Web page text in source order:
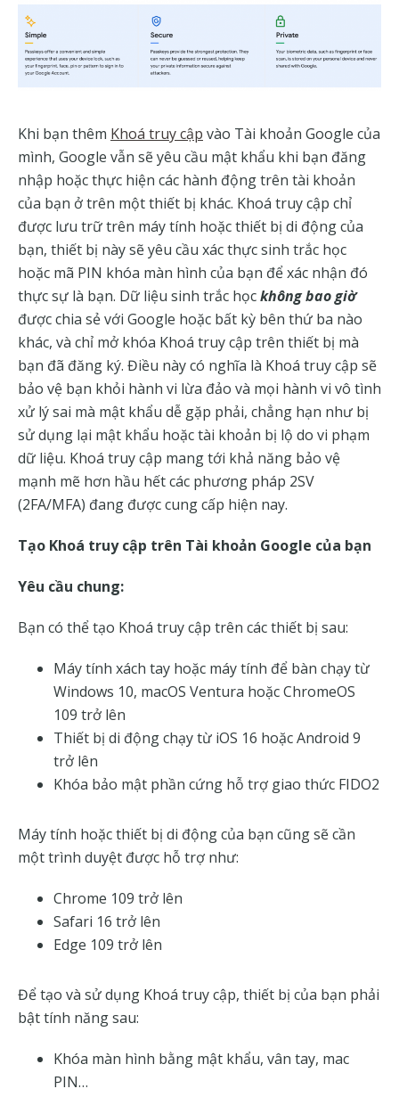
Khi bạn thêm Khoá truy cập vào Tài khoản Google của
mình, Google vẫn sẽ yêu cầu mật khẩu khi bạn đăng
nhập hoặc thực hiện các hành động trên tài khoản
của bạn ở trên một thiết bị khác. Khoá truy cập chỉ
được lưu trữ trên máy tính hoặc thiết bị di động của
bạn, thiết bị này sẽ yêu cầu xác thực sinh trắc học
hoặc mã PIN khóa màn hình của bạn để xác nhận đó
thực sự là bạn. Dữ liệu sinh trắc họckhông bao giờ
được chia sẻ với Google hoặc bất kỳ bên thứ ba nào
khác, và chỉ mở khóa Khoá truy cập trên thiết bị mà
bạn đã đăng ký. Điều này có nghĩa là Khoá truy cập sẽ
bảo vệ bạn khỏi hành vi lừa đảo và mọi hành vi vô tình
xử lý sai mà mật khẩu dễ gặp phải, chẳng hạn như bị
sử dụng lại mật khẩu hoặc tài khoản bị lộ do vi phạm
dữ liệu. Khoá truy cập mang tới khả năng bảo vệ
mạnh mẽ hơn hầu hết các phương pháp 2SV
(2FA/MFA) đang được cung cấp hiện nay.
Tạo Khoá truy cập trên Tài khoản Google của bạn
Yêu cầu chung:
Bạn có thể tạo Khoá truy cập trên các thiết bị sau:
Máy tính xách tay hoặc máy tính để bàn chạy từ
Windows 10, macOS Ventura hoặc ChromeOS
109 trở lên
Thiết bị di động chạy từ iOS 16 hoặc Android 9
trở lên
Khóa bảo mật phần cứng hỗ trợ giao thức FIDO2
Máy tính hoặc thiết bị di động của bạn cũng sẽ cần
một trình duyệt được hỗ trợ như:
Chrome 109 trở lên
Safari 16 trở lên
Edge 109 trở lên
Để tạo và sử dụng Khoá truy cập, thiết bị của bạn phải
bật tính năng sau:
Khóa màn hình bằng mật khẩu, vân tay, mac
PIN…